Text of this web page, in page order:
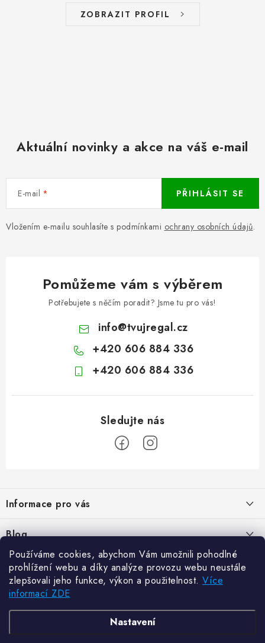
Používáme cookies, abychom Vám umožnili pohodlné
prohlížení webu a díky analýze provozu webu neustále
zlepšovali jeho funkce, výkon a použitelnost. Více
informací ZDE
Nastavení
ZOBRAZIT PROFIL
Aktuální novinky a akce na váš e-mail
E-mail
Vložením e-mailu souhlasíte s podmínkami ochrany osobních údajů.
PŘIHLÁSIT SE
Pomůžeme vám s výběrem
Potřebujete s něčím poradit? Jsme tu pro vás!
info@tvujregal.cz
+420 606 884 336
+420 606 884 336
p
a
t
Informace pro vás
Kontakty
Hodnocení obchodu
Reklamace zboží
Odstoupení od kupní smlouvy
Blog
Jak vybrat poštovní schránku?
21.5.2024
Zajistěte si bohatou úrodu. Začněte s přípravou sazenic
6.3.2024
Jak skladovat palivové dříví, aby nás v zimě dobře hřálo?
Facebook
Novinky
Zajistěte si bohatou úrodu. Začněte s přípravou sazenic
TvojRegal.sk